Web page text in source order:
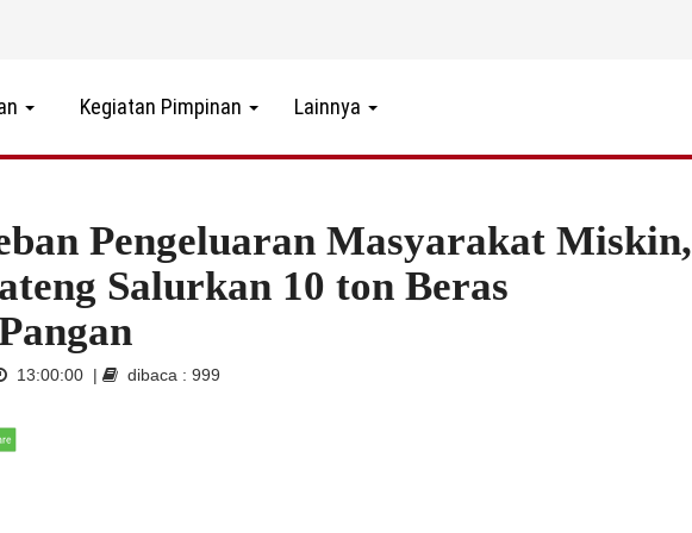
Kegiatan Pimpinan Lainnya
Pengeluaran Masyarakat Miskin,
Salurkan 10 ton Beras
13:00:00 |
dibaca : 999